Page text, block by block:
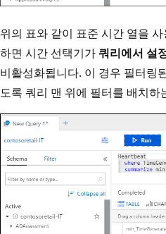
위의 표와 같이 표준 시간 열을
하면 시간 선택기가쿼리에서 설
비활성화됩니다. 이 경우 필터링
도록 쿼리 맨 위에 필터를 배치